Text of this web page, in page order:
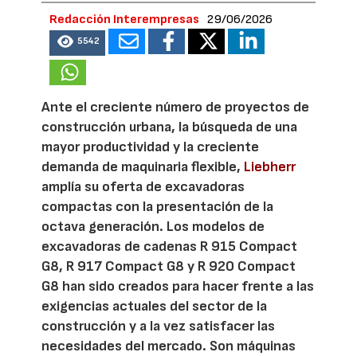
Redacción Interempresas 29/06/2026
5542
Ante el creciente número de proyectos de
construcción urbana, la búsqueda de una
mayor productividad y la creciente
demanda de maquinaria flexible, Liebherr
amplía su oferta de excavadoras
compactas con la presentación de la
octava generación. Los modelos de
excavadoras de cadenas R 915 Compact
G8, R 917 Compact G8 y R 920 Compact
G8 han sido creados para hacer frente a las
exigencias actuales del sector de la
construcción y a la vez satisfacer las
necesidades del mercado. Son máquinas